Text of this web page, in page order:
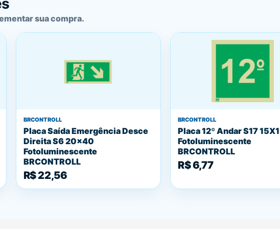
sua compra.
BRCONTROLL
Placa Saída Emergência Desce
Direita S6 20x40
Fotoluminescente
BRCONTROLL
R$ 22,56
BRCONTROLL
Placa 12º Andar S17
Fotoluminescente
BRCONTROLL
R$ 6,77